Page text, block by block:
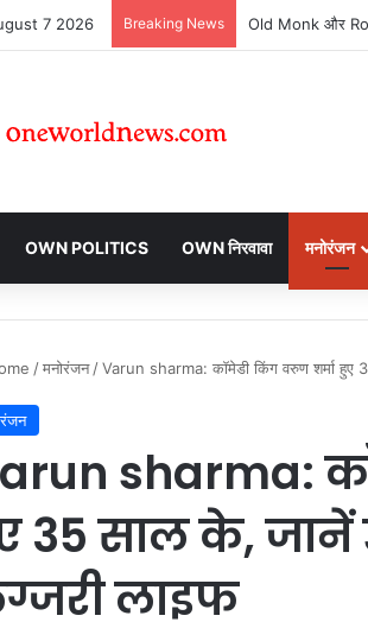
7 2026 Breaking News
OWN POLITICS OWN निरवावा मनोरंजन
/मनोरंजन /Varun sharma: कॉमेडी किंग वरुण शर्मा
sharma:
35 साल के,
लाइफ